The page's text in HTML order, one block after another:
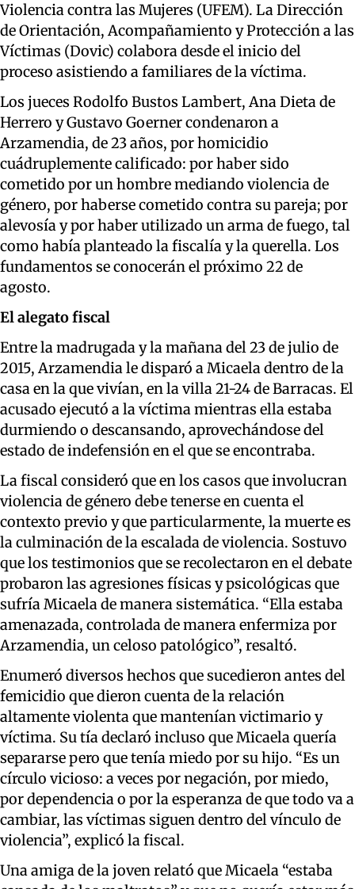
Violencia contra las Mujeres (UFEM). La Dirección
de Orientación, Acompañamiento y Protección a las
Víctimas (Dovic) colabora desde el inicio del
proceso asistiendo a familiares de la víctima.
Los jueces Rodolfo Bustos Lambert, Ana Dieta de
Herrero y Gustavo Goerner condenaron a
Arzamendia, de 23 años, por homicidio
cuádruplemente calificado: por haber sido
cometido por un hombre mediando violencia de
género, por haberse cometido contra su pareja; por
alevosía y por haber utilizado un arma de fuego, tal
como había planteado la fiscalía y la querella. Los
fundamentos se conocerán el próximo 22 de
agosto.
El alegato fiscal
Entre la madrugada y la mañana del 23 de julio de
2015, Arzamendia le disparó a Micaela dentro de la
casa en la que vivían, en la villa 21-24 de Barracas. El
acusado ejecutó a la víctima mientras ella estaba
durmiendo o descansando, aprovechándose del
estado de indefensión en el que se encontraba.
La fiscal consideró que en los casos que involucran
violencia de género debe tenerse en cuenta el
contexto previo y que particularmente, la muerte es
la culminación de la escalada de violencia. Sostuvo
que los testimonios que se recolectaron en el debate
probaron las agresiones físicas y psicológicas que
sufría Micaela de manera sistemática. “Ella estaba
amenazada, controlada de manera enfermiza por
Arzamendia, un celoso patológico”, resaltó.
Enumeró diversos hechos que sucedieron antes del
femicidio que dieron cuenta de la relación
altamente violenta que mantenían victimario y
víctima. Su tía declaró incluso que Micaela quería
separarse pero que tenía miedo por su hijo. “Es un
círculo vicioso: a veces por negación, por miedo,
por dependencia o por la esperanza de que todo va a
cambiar, las víctimas siguen dentro del vínculo de
violencia”, explicó la fiscal.
Una amiga de la joven relató que Micaela “estaba